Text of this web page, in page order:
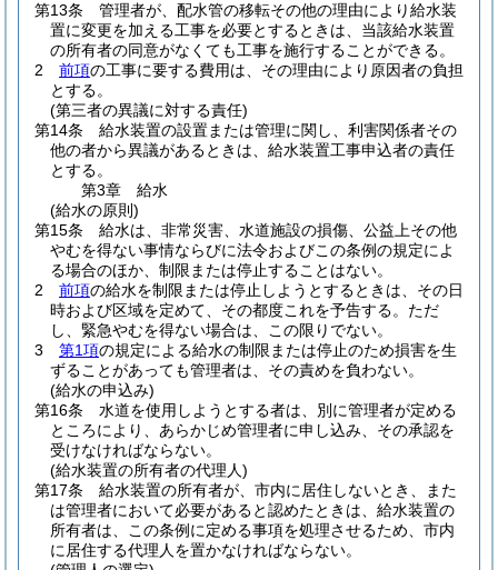
第13条
管理者が、配水管の移転その他の理由により給水装
置に変更を加える工事を必要とするときは、当該給水装置
の所有者の同意がなくても工事を施行することができる。
2
前項の工事に要する費用は、その理由により原因者の負担
とする。
(第三者の異議に対する責任)
第14条
給水装置の設置または管理に関し、利害関係者その
他の者から異議があるときは、給水装置工事申込者の責任
とする。
第3章
給水
(給水の原則)
第15条
給水は、非常災害、水道施設の損傷、公益上その他
やむを得ない事情ならびに法令およびこの条例の規定によ
る場合のほか、制限または停止することはない。
2
前項の給水を制限または停止しようとするときは、その日
時および区域を定めて、その都度これを予告する。 ただ
し、緊急やむを得ない場合は、この限りでない。
3
第1項の規定による給水の制限または停止のため損害を生
ずることがあっても管理者は、その責めを負わない。
(給水の申込み)
第16条
水道を使用しようとする者は、別に管理者が定める
ところにより、あらかじめ管理者に申し込み、その承認を
受けなければならない。
(給水装置の所有者の代理人)
第17条
給水装置の所有者が、市内に居住しないとき、また
は管理者において必要があると認めたときは、給水装置の
所有者は、この条例に定める事項を処理させるため、市内
に居住する代理人を置かなければならない。